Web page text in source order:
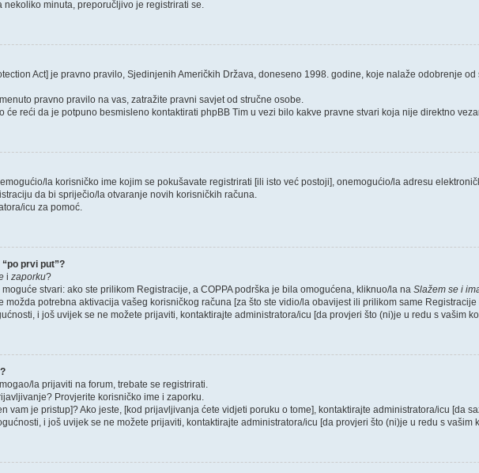
minuta, preporučljivo je registrirati se.
Act] je pravno pravilo, Sjedinjenih Američkih Država, doneseno 1998. godine, koje nalaže odobrenje
pravno pravilo na vas, zatražite pravni savjet od stručne osobe.
će reći da je potpuno besmisleno kontaktirati phpBB Tim u vezi bilo kakve pravne stvari koja nije direktno
la korisničko ime kojim se pokušavate registrirati [ili isto već postoji], onemogućio/la adresu
da bi spriječio/la otvaranje novih korisničkih računa.
icu za pomoć.
prvi put”?
i zaporku?
stvari: ako ste prilikom Registracije, a COPPA podrška je bila omogućena, kliknuo/la na Slažem se i
možda potrebna aktivacija vašeg korisničkog računa [za što ste vidio/la obavijest ili prilikom same
i još uvijek se ne možete prijaviti, kontaktirajte administratora/icu [da provjeri što (ni)je u redu s vašim
la prijaviti na forum, trebate se registrirati.
Provjerite korisničko ime i zaporku.
vam je pristup]? Ako jeste, [kod prijavljivanja ćete vidjeti poruku o tome], kontaktirajte administratora/icu [da
i još uvijek se ne možete prijaviti, kontaktirajte administratora/icu [da provjeri što (ni)je u redu s vašim